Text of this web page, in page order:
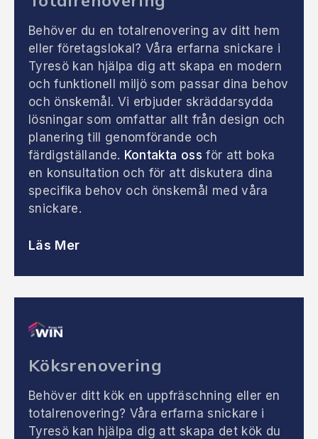
Behöver du en totalrenovering av ditt hem
eller företagslokal? Våra erfarna snickare i
Tyresö kan hjälpa dig att skapa en modern
och funktionell miljö som passar dina behov
och önskemål. Vi erbjuder skräddarsydda
lösningar som omfattar allt från design och
planering till genomförande och
färdigställande. Kontakta oss för att boka
en konsultation och för att diskutera dina
specifika behov och önskemål med våra
snickare.
Läs Mer
Köksrenovering
Behöver ditt kök en uppfräschning eller en
totalrenovering? Våra erfarna snickare i
Tyresö kan hjälpa dig att skapa det kök du